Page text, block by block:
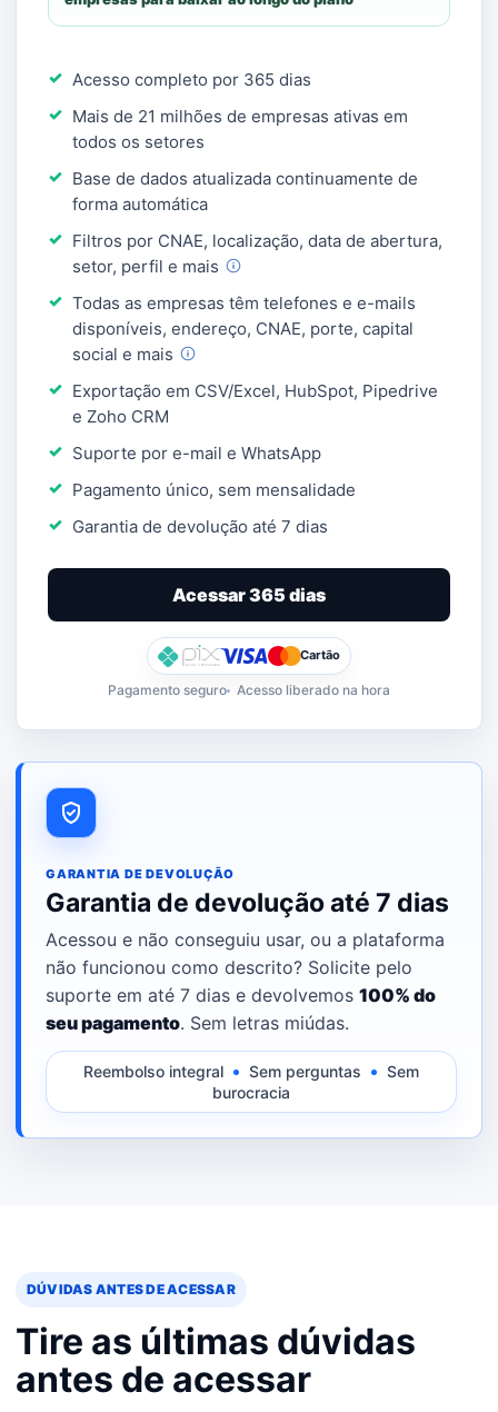
Acesso completo por 365 dias
Mais de 21 milhões de empresas ativas em
todos os setores
Base de dados atualizada continuamente de
forma automática
Filtros por CNAE, localização, data de abertura,
setor, perfil e mais
Todas as empresas têm telefones e e-mails
disponíveis, endereço, CNAE, porte, capital
social e mais
Exportação em CSV/Excel, HubSpot, Pipedrive
e Zoho CRM
Suporte por e-mail e WhatsApp
Pagamento único, sem mensalidade
Garantia de devolução até 7 dias
Acessar 365 dias
Cartão
Pagamento seguro Acesso liberado na hora
GARANTIA DE DEVOLUÇÃO
Garantia de devolução até 7 dias
Acessou e não conseguiu usar, ou a plataforma
não funcionou como descrito? Solicite pelo
suporte em até 7 dias e devolvemos 100% do
seu pagamento. Sem letras miúdas.
Reembolso integral Sem perguntas
Sem
burocracia
DÚVIDAS ANTES DE ACESSAR
Tire as últimas dúvidas
antes de acessar